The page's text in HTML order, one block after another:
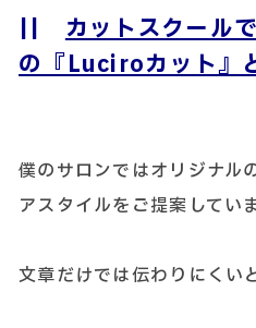
||カットスクール
の『Luciroカット』
僕のサロンではオリジナル
アスタイルをご提案していま
文章だけでは伝わりにくい